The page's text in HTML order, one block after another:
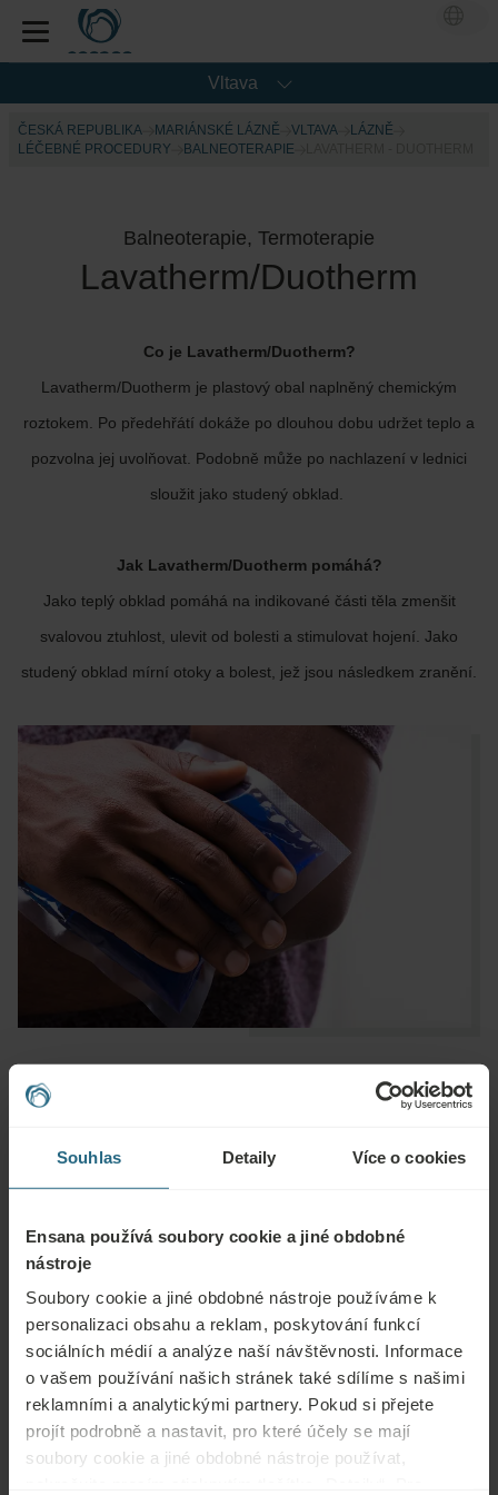
Souhlas Detaily Více o cookies
Ensana používá soubory cookie a jiné obdobné
nástroje
Soubory cookie a jiné obdobné nástroje používáme k
personalizaci obsahu a reklam, poskytování funkcí
sociálních médií a analýze naší návštěvnosti. Informace
o vašem používání našich stránek také sdílíme s našimi
reklamními a analytickými partnery. Pokud si přejete
projít podrobně a nastavit, pro které účely se mají
soubory cookie a jiné obdobné nástroje používat,
Vltava
ČESKÁ REPUBLIKA MARIÁNSKÉ LÁZNĚ VLTAVA
LÁZNĚ
LÉČEBNÉ PROCEDURY
BALNEOTERAPIE
Balneoterapie, Termoterapie
Lavatherm/Duotherm
Co je Lavatherm/Duotherm?
Lavatherm/Duotherm je plastový obal naplněný chemickým
roztokem. Po předehřátí dokáže po dlouhou dobu udržet teplo a
pozvolna jej uvolňovat. Podobně může po nachlazení v lednici
sloužit jako studený obklad.
Jak Lavatherm/Duotherm pomáhá?
Jako teplý obklad pomáhá na indikované části těla zmenšit
svalovou ztuhlost, ulevit od bolesti a stimulovat hojení. Jako
studený obklad mírní otoky a bolest, jež jsou následkem zranění.
Otázky
naleznete zde.
ZEPTAT SE
Rezervace
Naše nejlepší nabídky si můžete rezervovat zde. Pokud se chcete připojit k
našemu věrnostnímu programu a získat další slevy, výhody nebo chcete jen
dostávat aktuální informace o všech novinkách, klikněte zde.